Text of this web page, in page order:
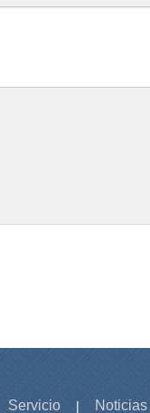
Servicio | Noticias